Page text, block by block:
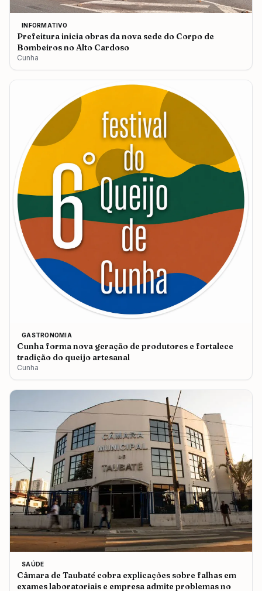
INFORMATIVO
Prefeitura inicia obras da nova sede do Corpo de
Bombeiros no Alto Cardoso
Cunha
GASTRONOMIA
Cunha forma nova geração de produtores e fortalece
tradição do queijo artesanal
Cunha
SAÚDE
Câmara de Taubaté cobra explicações sobre falhas em
exames laboratoriais e empresa admite problemas no